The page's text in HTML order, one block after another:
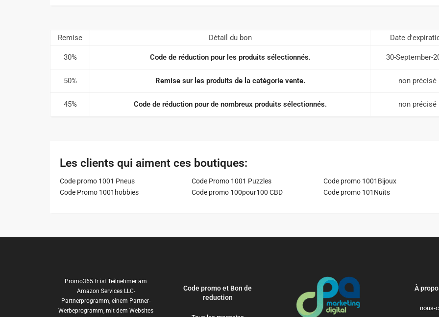
Remise Détail du bon Date
30% Code de réduction pour les produits sélectionnés. 30-September-
50% Remise sur les produits de la catégorie vente. non précisé
45% Code de réduction pour de nombreux produits sélectionnés. non précisé
Les clients qui aiment ces boutiques:
Code promo 1001 Pneus Code Promo 1001 Puzzles
Code promo 1001Bijoux
Code Promo 1001hobbies
Code promo 100pour100 CBD Code promo 101Nuits
Promo365.fr ist Teilnehmer am
Amazon Services LLC-
Partnerprogramm, einem Partner-
Werbeprogramm, mit dem Websites
Code promo et Bon de
reduction
À
nous-